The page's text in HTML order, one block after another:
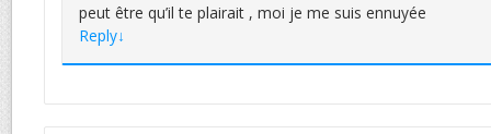
peut être qu’il te plairait , moi je me suis ennuyée
Reply↓